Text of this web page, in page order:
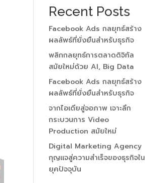
Recent Posts
Facebook Ads กลยุทธ์สร้าง
ผลลัพธ์ที่ยั่งยืนสำหรับธุรกิจ
พลิกกลยุทธ์การตลาดดิจิทัล
สมัยใหม่ด้วย AI, Big Data
Facebook Ads กลยุทธ์สร้าง
ผลลัพธ์ที่ยั่งยืนสำหรับธุรกิจ
จากไอเดียสู่จอภาพ เจาะลึก
กระบวนการ Video
Production สมัยใหม่
Digital Marketing Agency
กุญแจสู่ความสำเร็จของธุรกิจใน
ยุคปัจจุบัน